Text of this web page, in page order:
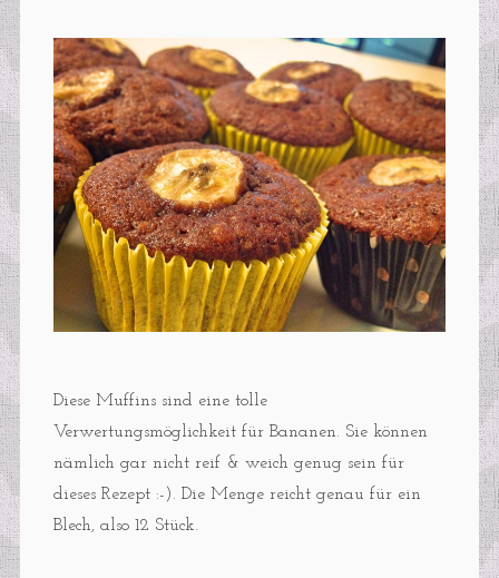
Diese Muffins sind eine tolle
Verwertungsmöglichkeit für Bananen. Sie können
nämlich gar nicht reif & weich genug sein für
dieses Rezept :-). Die Menge reicht genau für ein
Blech, also 12 Stück.